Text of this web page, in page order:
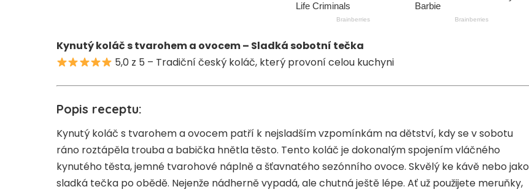
Kynutý koláč s tvarohem a ovocem – Sladká sobotní tečka
5,0 z 5 – Tradiční český koláč, který provoní celou kuchyni
Popis receptu:
Kynutý koláč s tvarohem a ovocem patří k nejsladším vzpomínkám na dětství, kdy se v sobotu
ráno roztápěla trouba a babička hnětla těsto. Tento koláč je dokonalým spojením vláčného
kynutého těsta, jemné tvarohové náplně a šťavnatého sezónního ovoce. Skvělý ke kávě nebo jako
sladká tečka po obědě. Nejenže nádherně vypadá, ale chutná ještě lépe. Ať už použijete meruňky,